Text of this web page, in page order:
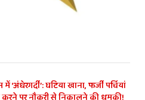
‘अंधेरगर्दी’: घटिया खाना, फर्जी पर्चियां